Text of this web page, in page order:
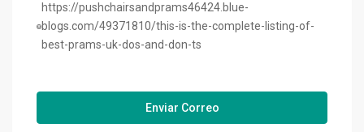
https://pushchairsandprams46424.blue-
blogs.com/49371810/this-is-the-complete-listing-of-
best-prams-uk-dos-and-don-ts
Enviar Correo